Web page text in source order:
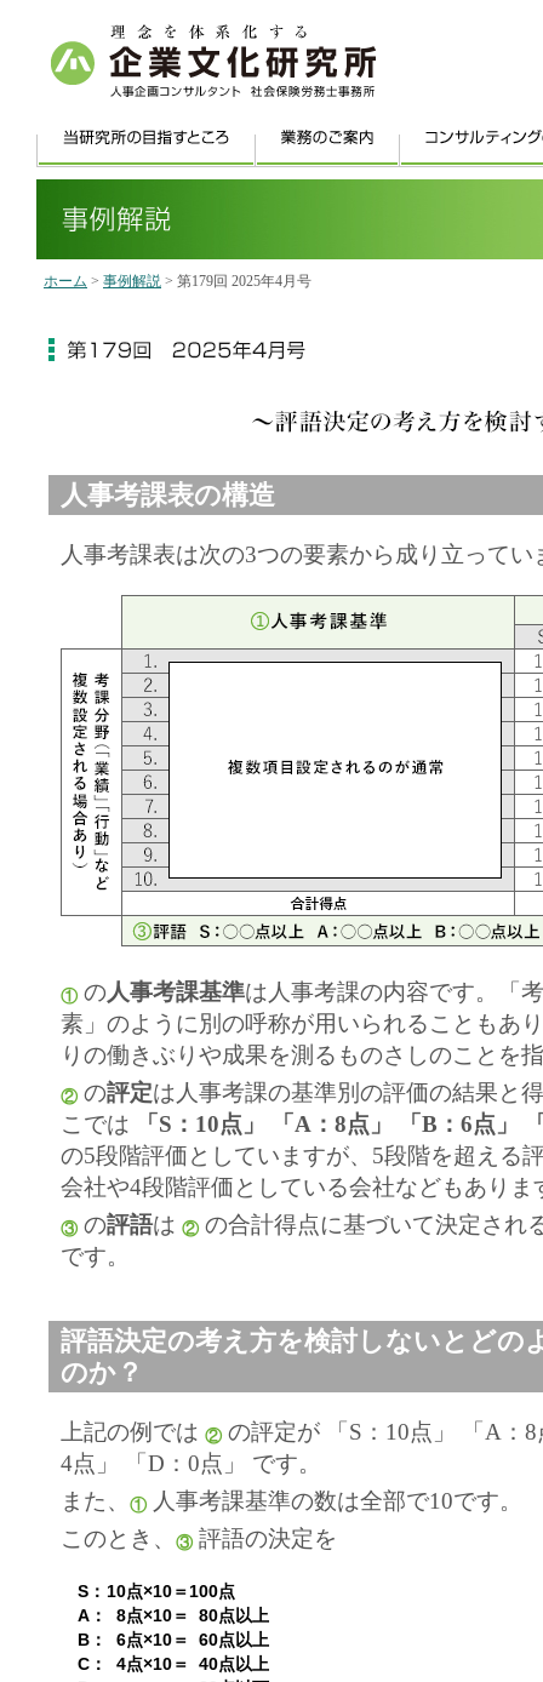
ホーム > 事例解説 > 第179回 2025年4月号
人事考課表の構造
人事考課表は次の3つの要素から成り立ってい
①の人事考課基準は人事考課の内容です。「
素」のように別の呼称が用いられることもあ
りの働きぶりや成果を測るものさしのことを
②の評定は人事考課の基準別の評価の結果と
こでは 「S：10点」 「A：8点」 「B：6点」
の5段階評価としていますが、5段階を超える
会社や4段階評価としている会社などもありま
③の評語は ②の合計得点に基づいて決定され
です。
評語決定の考え方を検討しないとどの
のか？
上記の例では ②の評定が 「S：10点」 「A：
4点」 「D：0点」 です。
また、
①人事考課基準の数は全部で10です。
このとき、
③評語の決定を
S： 10点×10＝100点
A：
8点×10＝ 80点以上
B：
6点×10＝ 60点以上
C：
4点×10＝ 40点以上